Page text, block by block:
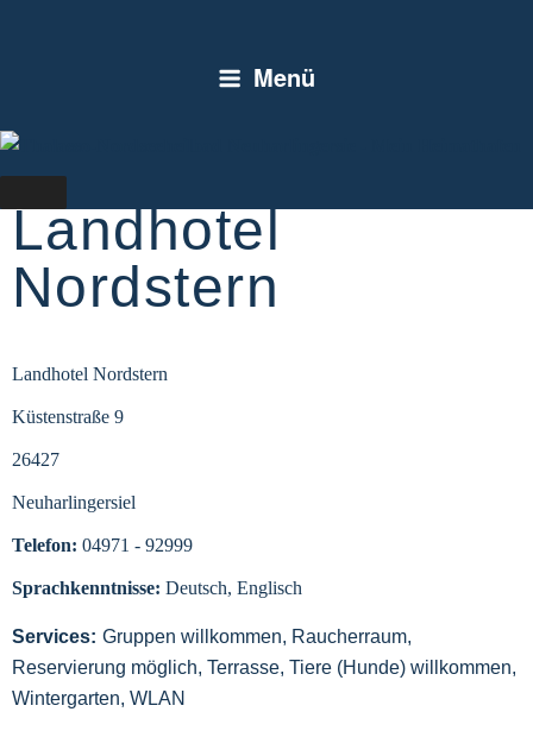
Menü
Landhotel
Nordstern
Landhotel Nordstern
Küstenstraße 9
26427
Neuharlingersiel
Telefon: 04971 - 92999
Sprachkenntnisse: Deutsch, Englisch
Services: Gruppen willkommen, Raucherraum,
Reservierung möglich, Terrasse, Tiere (Hunde) willkommen,
Wintergarten, WLAN